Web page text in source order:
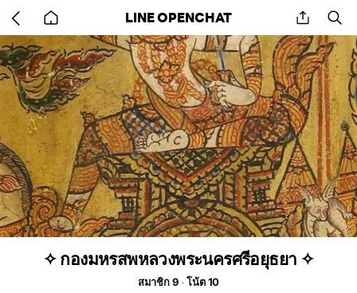
back
to
home
LINE OPENCHAT share
✧ กองมหรสพหลวงพระนครศรีอยุธยา ✧
สมาชิก 9
โน้ต 10